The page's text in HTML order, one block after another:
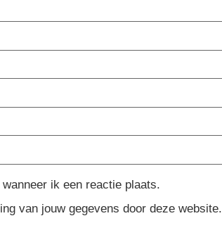
ik een reactie plaats.
van jouw gegevens door deze website.